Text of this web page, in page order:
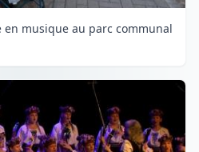
en musique au parc communal